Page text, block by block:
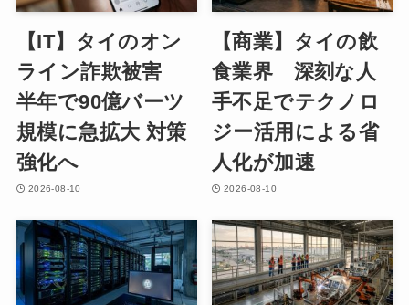
【IT】タイのオン
ライン詐欺被害
半年で90億バーツ
規模に急拡大 対策
強化へ
2026-08-10
【商業】タイの飲
食業界 深刻な人
手不足でテクノロ
ジー活用による省
人化が加速
2026-08-10